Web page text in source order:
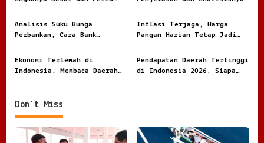
a
t
i
o
n
Analisis Suku Bunga
Perbankan, Cara Bank
Nasabah
Inflasi Terjaga, Harga
Pangan Harian Tetap Jadi
Ekonomi Terlemah di
Indonesia, Membaca Daerah
Pendapatan Daerah Tertinggi
di Indonesia 2026, Siapa
Don't Miss